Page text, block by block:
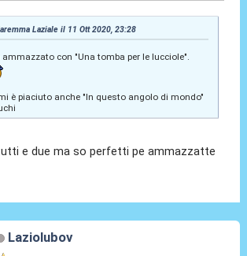
Laziale il 11 Ott 2020, 23:28
con "Una tomba per le lucciole".
è piaciuto anche "In questo angolo di mondo"
e due ma so perfetti pe ammazzatte
Laziolubov